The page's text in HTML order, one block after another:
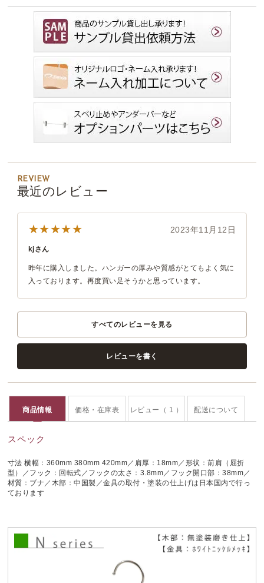
REVIEW
最近のレビュー
★★★★★ 2023年11月12日
kjさん
昨年に購入しました。ハンガーの厚みや質感がとてもよく気に
入っております。再度買い足そうかと思っています。
すべてのレビューを見る
レビューを書く
商品情報 価格・在庫表 レビュー（ 1 ） 配送について
スペック
寸法 横幅：360mm 380mm 420mm／肩厚：18mm／形状：前肩（屈折
型）／フック：回転式／フックの太さ：3.8mm／フック開口部：38mm／
材質：ブナ／木部：中国製／金具の取付・塗装の仕上げは日本国内で行っ
ております